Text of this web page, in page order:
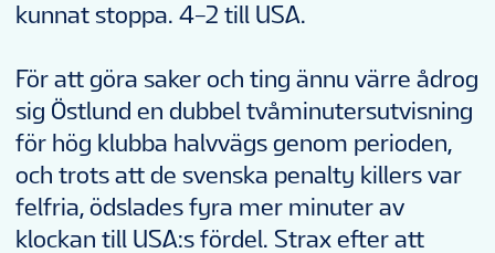
kunnat stoppa. 4–2 till USA.
För att göra saker och ting ännu värre ådrog
sig Östlund en dubbel tvåminutersutvisning
för hög klubba halvvägs genom perioden,
och trots att de svenska penalty killers var
felfria, ödslades fyra mer minuter av
klockan till USA:s fördel. Strax efter att